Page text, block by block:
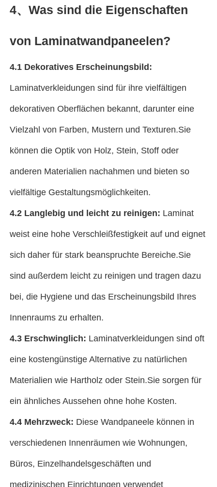
4、Was sind die Eigenschaften
von Laminatwandpaneelen?
4.1 Dekoratives Erscheinungsbild:
Laminatverkleidungen sind für ihre vielfältigen
dekorativen Oberflächen bekannt, darunter eine
Vielzahl von Farben, Mustern und Texturen.Sie
können die Optik von Holz, Stein, Stoff oder
anderen Materialien nachahmen und bieten so
vielfältige Gestaltungsmöglichkeiten.
4.2 Langlebig und leicht zu reinigen: Laminat
weist eine hohe Verschleißfestigkeit auf und eignet
sich daher für stark beanspruchte Bereiche.Sie
sind außerdem leicht zu reinigen und tragen dazu
bei, die Hygiene und das Erscheinungsbild Ihres
Innenraums zu erhalten.
4.3 Erschwinglich: Laminatverkleidungen sind oft
eine kostengünstige Alternative zu natürlichen
Materialien wie Hartholz oder Stein.Sie sorgen für
ein ähnliches Aussehen ohne hohe Kosten.
4.4 Mehrzweck: Diese Wandpaneele können in
verschiedenen Innenräumen wie Wohnungen,
Büros, Einzelhandelsgeschäften und
medizinischen Einrichtungen verwendet